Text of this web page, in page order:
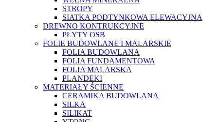
STROPY
SIATKA PODTYNKOWA ELEWACYJNA
DREWNO KONTRUKCYJNE
PŁYTY OSB
FOLIE BUDOWLANE I MALARSKIE
FOLIA BUDOWLANA
FOLIA FUNDAMENTOWA
FOLIA MALARSKA
PLANDEKI
MATERIAŁY ŚCIENNE
CERAMIKA BUDOWLANA
SILKA
SILIKAT